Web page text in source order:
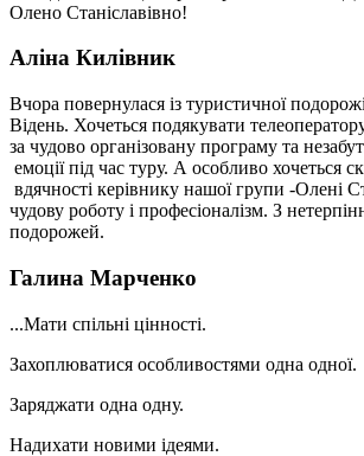
Олено Станіславівно!
Аліна Килівник
Вчора повернулася із туристичної
Відень. Хочеться подякувати
за чудово організовану програму та
емоції під час туру. А особливо хочеться
вдячності керівнику нашої групи -Олені
чудову роботу і професіоналізм. З
подорожей.
Галина Марченко
...Мати спільні цінності.
Захоплюватися особливостями одна одної.
Заряджати одна одну.
Надихати новими ідеями.